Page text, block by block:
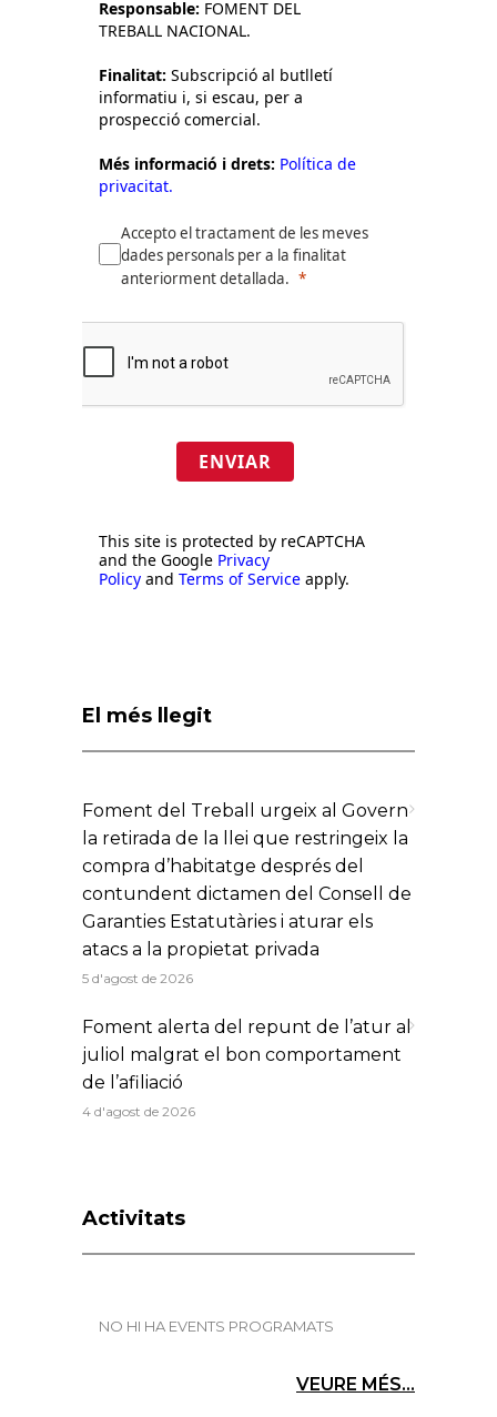
Responsable: FOMENT DEL
TREBALL NACIONAL.
Finalitat: Subscripció al butlletí
informatiu i, si escau, per a
prospecció comercial.
Més informació i drets: Política de
privacitat.
Accepto el tractament de les meves
dades personals per a la finalitat
anteriorment detallada.
ENVIAR
This site is protected by reCAPTCHA
and the Google Privacy
Policy and Terms of Service apply.
El més llegit
Foment del Treball urgeix al Govern
la retirada de la llei que restringeix la
compra d’habitatge després del
contundent dictamen del Consell de
Garanties Estatutàries i aturar els
atacs a la propietat privada
5 d'agost de 2026
Foment alerta del repunt de l’atur al
juliol malgrat el bon comportament
de l’afiliació
4 d'agost de 2026
Activitats
NO HI HA EVENTS PROGRAMATS
VEURE MÉS...